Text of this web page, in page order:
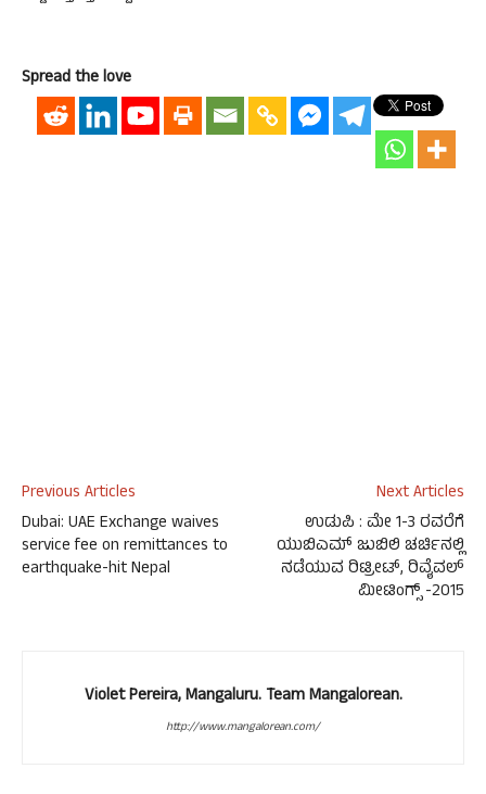
Spread the love
Previous Articles
Dubai: UAE Exchange waives
service fee on remittances to
earthquake-hit Nepal
Next Articles
ಉಡುಪಿ : ಮೇ 1-3 ರವರೆಗೆ
ಯುಬಿಎಮ್ ಜುಬಿಲಿ ಚರ್ಚಿನಲ್ಲಿ
ನಡೆಯುವ ರಿಟ್ರೀಟ್, ರಿವೈವಲ್
ಮೀಟಿಂಗ್ಸ್ -2015
Violet Pereira, Mangaluru. Team Mangalorean.
http://www.mangalorean.com/